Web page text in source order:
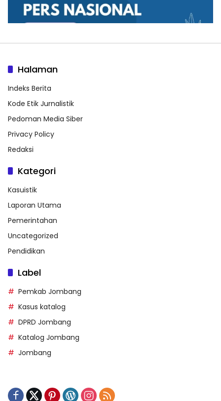
Halaman
Indeks Berita
Kode Etik Jurnalistik
Pedoman Media Siber
Privacy Policy
Redaksi
Kategori
Kasuistik
Laporan Utama
Pemerintahan
Uncategorized
Pendidikan
Label
Pemkab Jombang
Kasus katalog
DPRD Jombang
Katalog Jombang
Jombang